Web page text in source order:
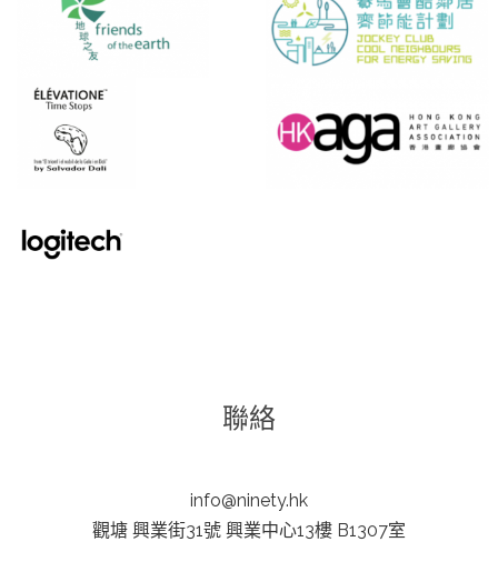
聯絡
info@ninety.hk
觀塘 興業街31號 興業中心13樓 B1307室